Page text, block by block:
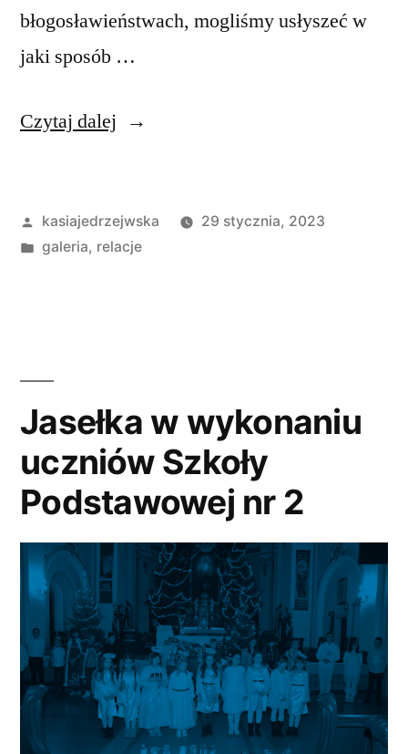
błogosławieństwach, mogliśmy usłyszeć w
jaki sposób …
Czytaj dalej „Wspomnienie
prałata
Zygmunta
Opublikowane
przez
kasiajedrzejwska
29 stycznia, 2023
Opublikowano
galeria, relacje
Jasełka w wykonaniu
uczniów Szkoły
Podstawowej nr 2